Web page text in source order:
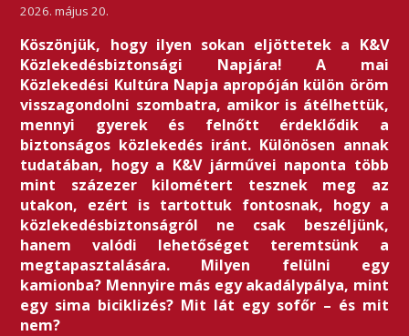
2026. május 20.
Köszönjük, hogy ilyen sokan eljöttetek a K&V
Közlekedésbiztonsági Napjára! A mai
Közlekedési Kultúra Napja apropóján külön öröm
visszagondolni szombatra, amikor is átélhettük,
mennyi gyerek és felnőtt érdeklődik a
biztonságos közlekedés iránt. Különösen annak
tudatában, hogy a K&V járművei naponta több
mint százezer kilométert tesznek meg az
utakon, ezért is tartottuk fontosnak, hogy a
közlekedésbiztonságról ne csak beszéljünk,
hanem valódi lehetőséget teremtsünk a
megtapasztalására. Milyen felülni egy
kamionba? Mennyire más egy akadálypálya, mint
egy sima biciklizés? Mit lát egy sofőr – és mit
nem?